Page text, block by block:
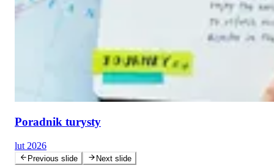
Poradnik turysty
lut 2026
Previous slide Next slide